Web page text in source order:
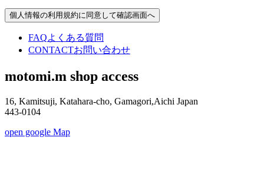
個人情報の利用規約に同意して確認画面へ
FAQよくある質問
CONTACTお問い合わせ
motomi.m shop access
16, Kamitsuji, Katahara-cho, Gamagori,Aichi Japan
443-0104
open google Map